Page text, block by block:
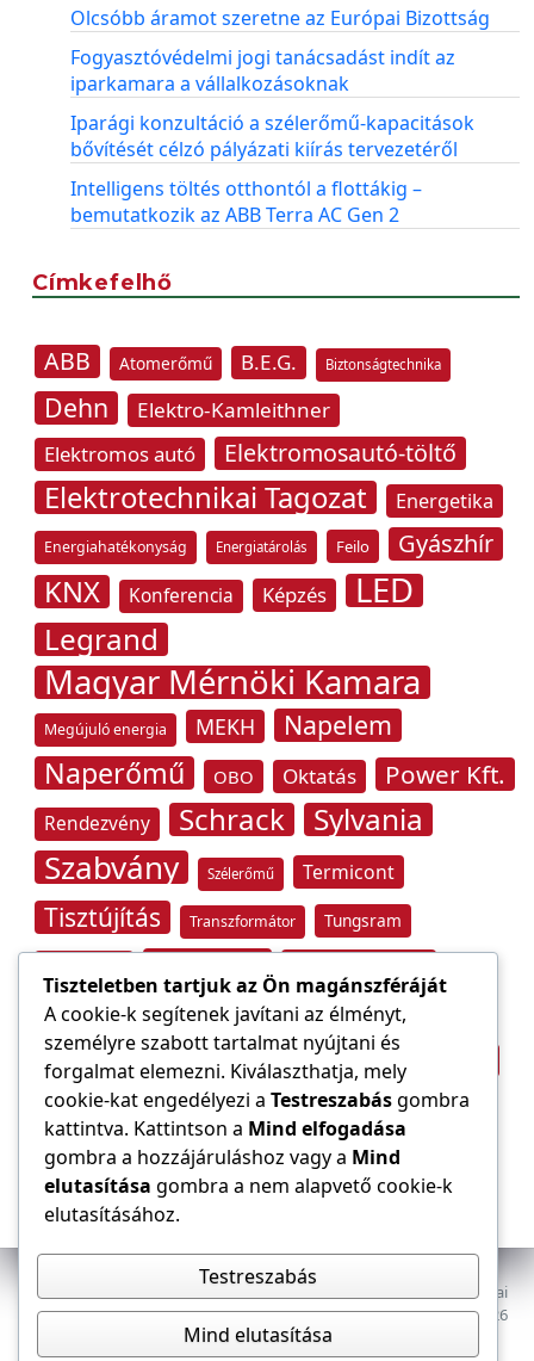
Olcsóbb áramot szeretne az Európai Bizottság
Fogyasztóvédelmi jogi tanácsadást indít az
iparkamara a vállalkozásoknak
Iparági konzultáció a szélerőmű-kapacitások
bővítését célzó pályázati kiírás tervezetéről
Intelligens töltés otthontól a flottákig –
bemutatkozik az ABB Terra AC Gen 2
Címkefelhő
ABB Atomerőmű B.E.G. Biztonságtechnika
Dehn
Elektro-Kamleithner
Elektromos autó
Elektromosautó-töltő
Elektrotechnikai Tagozat Energetika
Energiahatékonyság Energiatárolás Feilo Gyászhír
KNX Konferencia Képzés LED
Legrand
Magyar Mérnöki Kamara
Megújuló energia MEKH Napelem
Naperőmű OBO Oktatás Power Kft.
Rendezvény Schrack Sylvania
Szabvány Szélerőmű Termicont
Tisztújítás Transzformátor Tungsram
Villámvédelem
Világítástechnika Áramfogyasztás
Áramszolgáltató Építőipar átviteli hálózat
Az E-VILLAMOS szaklap a Magyar Mérnöki Kamara Elektrotechnikai
Tagozatának lapja. Minden jog fenntartva, © 2009–2026
Tiszteletben tartjuk az Ön magánszféráját
A cookie-k segítenek javítani az élményt,
személyre szabott tartalmat nyújtani és
forgalmat elemezni. Kiválaszthatja, mely
cookie-kat engedélyezi a Testreszabásgombra
kattintva. Kattintson a Mind elfogadása
gombra a hozzájáruláshoz vagy a Mind
elutasítása gombra a nem alapvető cookie-k
elutasításához.
Testreszabás
Mind elutasítása